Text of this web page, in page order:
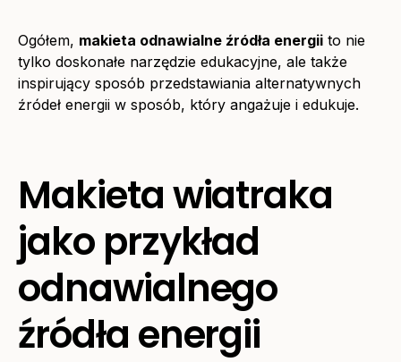
Ogółem, makieta odnawialne źródła energii to nie
tylko doskonałe narzędzie edukacyjne, ale także
inspirujący sposób przedstawiania alternatywnych
źródeł energii w sposób, który angażuje i edukuje.
Makieta wiatraka
jako przykład
odnawialnego
źródła energii